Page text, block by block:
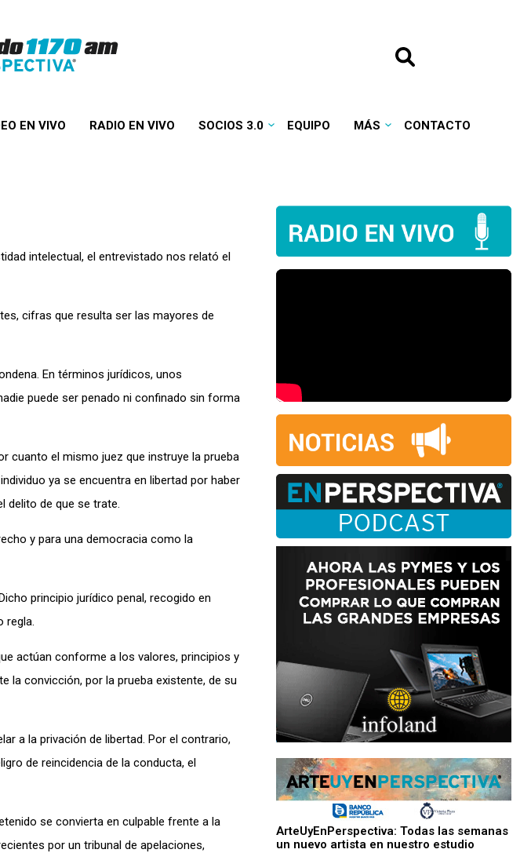
EN VIVO RADIO EN VIVO SOCIOS 3.0 EQUIPO MÁS CONTACTO
intelectual, el entrevistado nos relató el
cifras que resulta ser las mayores de
En términos jurídicos, unos
puede ser penado ni confinado sin forma
cuanto el mismo juez que instruye la prueba
ya se encuentra en libertad por haber
delito de que se trate.
y para una democracia como la
principio jurídico penal, recogido en
regla.
actúan conforme a los valores, principios y
la convicción, por la prueba existente, de su
a la privación de libertad. Por el contrario,
de reincidencia de la conducta, el
se convierta en culpable frente a la
por un tribunal de apelaciones,
ArteUyEnPerspectiva: Todas las semanas
un nuevo artista en nuestro estudio